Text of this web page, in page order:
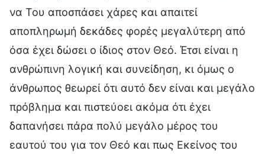
να Του αποσπάσει χάρες και απαιτεί
αποπληρωμή δεκάδες φορές μεγαλύτερη από
όσα έχει δώσει ο ίδιος στον Θεό. Έτσι είναι η
ανθρώπινη λογική και συνείδηση, κι όμως ο
άνθρωπος θεωρεί ότι αυτό δεν είναι και μεγάλο
πρόβλημα και πιστεύοει ακόμα ότι έχει
δαπανήσει πάρα πολύ μεγάλο μέρος του
εαυτού του για τον Θεό και πως Εκείνος του